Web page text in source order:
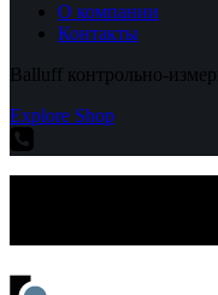
О компании
Контакты
Balluff контрольно-
Explore Shop